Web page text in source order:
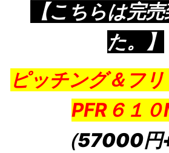
【こちらは完
た。】
ピッチング＆フ
PFR６１０
（57000円